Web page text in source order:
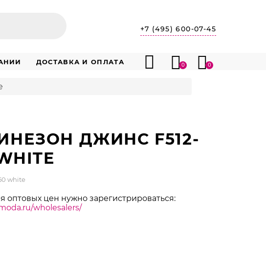
+7 (495) 600-07-45
ДОСТАВКА И ОПЛАТА 0 0
ДЖИНС F512-
white
оптовых цен нужно зарегистрироваться:
wholesalers/